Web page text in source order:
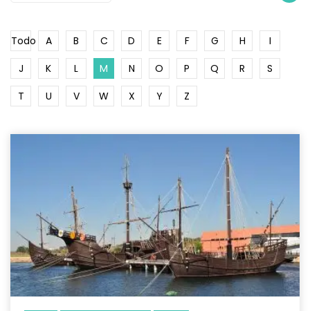
Todo A B C D E F G H
I
J
K L M N O P Q R
S
T
U V W X Y Z